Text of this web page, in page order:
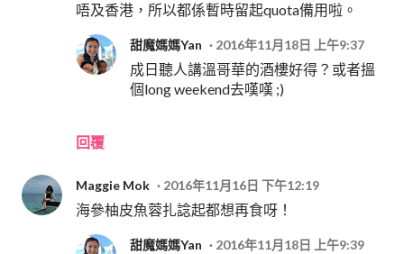
唔及香港，所以都係暫時留起quota備用啦。
回覆
甜魔媽媽Yan 2016年11月18日 上午9:37
成日聽人講溫哥華的酒樓好得？或者搵
個long weekend去嘆嘆 ;)
Maggie Mok 2016年11月16日 下午12:19
海參柚皮魚蓉扎諗起都想再食呀！
甜魔媽媽Yan 2016年11月18日 上午9:39